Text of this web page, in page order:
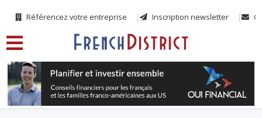
Référencez votre entreprise Inscription newsletter